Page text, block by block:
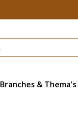
Branches & Thema's